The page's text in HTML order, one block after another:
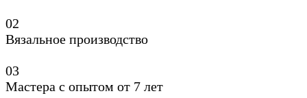
02
Вязальное производство
03
Мастера с опытом от 7 лет